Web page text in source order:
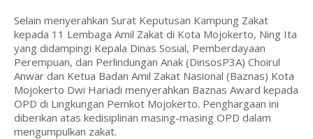
Selain menyerahkan Surat Keputusan Kampung Zakat
kepada 11 Lembaga Amil Zakat di Kota Mojokerto, Ning Ita
yang didampingi Kepala Dinas Sosial, Pemberdayaan
Perempuan, dan Perlindungan Anak (DinsosP3A) Choirul
Anwar dan Ketua Badan Amil Zakat Nasional (Baznas) Kota
Mojokerto Dwi Hariadi menyerahkan Baznas Award kepada
OPD di Lingkungan Pemkot Mojokerto. Penghargaan ini
diberikan atas kedisiplinan masing-masing OPD dalam
mengumpulkan zakat.